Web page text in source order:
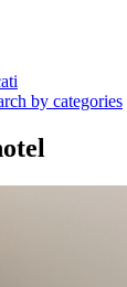
by categories